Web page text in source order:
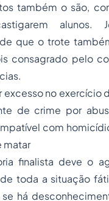
também o são,
alunos.
que o trote
consagrado pelo
excesso no exercício
de crime por
com
matar
finalista deve o
toda a situação
há